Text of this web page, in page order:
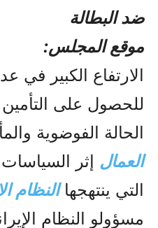
ضد البطالة
موقع المجلس:
الارتفاع الكبير في
للحصول على
الحالة الفوضوية
العمال إثر
التي ينتهجهاالنظام
مسؤولو النظام